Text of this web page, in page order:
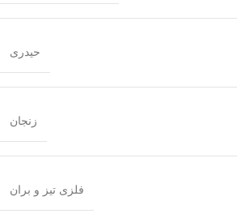
حیدری
زنجان
فلزی تیز و بران